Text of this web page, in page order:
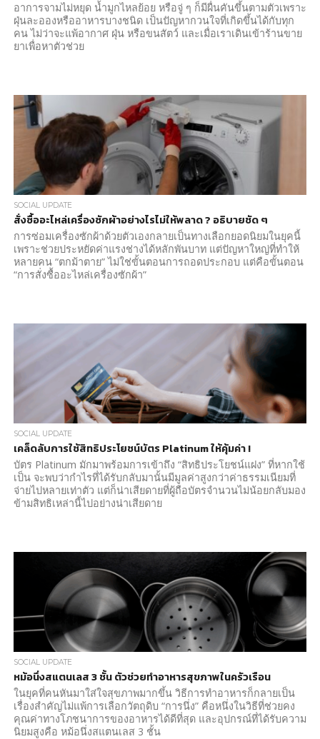
อาการจามไม่หยุด น้ำมูกไหลย้อย หรือจู่ ๆ ก็มีผื่นคันขึ้นตามตัวเพราะ
ฝุ่นละอองหรืออาหารบางชนิด เป็นปัญหากวนใจที่เกิดขึ้นได้กับทุก
คน ไม่ว่าจะแพ้อากาศ ฝุ่น หรือขนสัตว์ และเมื่อเราเดินเข้าร้านขาย
ยาเพื่อหาตัวช่วย
SOCIAL UPDATE
สั่งซื้ออะไหล่เครื่องซักผ้าอย่างไรไม่ให้พลาด ? อธิบายชัด ๆ
การซ่อมเครื่องซักผ้าด้วยตัวเองกลายเป็นทางเลือกยอดนิยมในยุคนี้
เพราะช่วยประหยัดค่าแรงช่างได้หลักพันบาท แต่ปัญหาใหญ่ที่ทำให้
หลายคน “ตกม้าตาย” ไม่ใช่ขั้นตอนการถอดประกอบ แต่คือขั้นตอน
“การสั่งซื้ออะไหล่เครื่องซักผ้า”
SOCIAL UPDATE
เคล็ดลับการใช้สิทธิประโยชน์บัตร Platinum ให้คุ้มค่า !
บัตร Platinum มักมาพร้อมการเข้าถึง “สิทธิประโยชน์แฝง” ที่หากใช้
เป็น จะพบว่ากำไรที่ได้รับกลับมานั้นมีมูลค่าสูงกว่าค่าธรรมเนียมที่
จ่ายไปหลายเท่าตัว แต่ก็น่าเสียดายที่ผู้ถือบัตรจำนวนไม่น้อยกลับมอง
ข้ามสิทธิเหล่านี้ไปอย่างน่าเสียดาย
SOCIAL UPDATE
หม้อนึ่งสแตนเลส 3 ชั้น ตัวช่วยทำอาหารสุขภาพในครัวเรือน
ในยุคที่คนหันมาใส่ใจสุขภาพมากขึ้น วิธีการทำอาหารก็กลายเป็น
เรื่องสำคัญไม่แพ้การเลือกวัตถุดิบ “การนึ่ง” คือหนึ่งในวิธีที่ช่วยคง
คุณค่าทางโภชนาการของอาหารได้ดีที่สุด และอุปกรณ์ที่ได้รับความ
นิยมสูงคือ หม้อนึ่งสแตนเลส 3 ชั้น